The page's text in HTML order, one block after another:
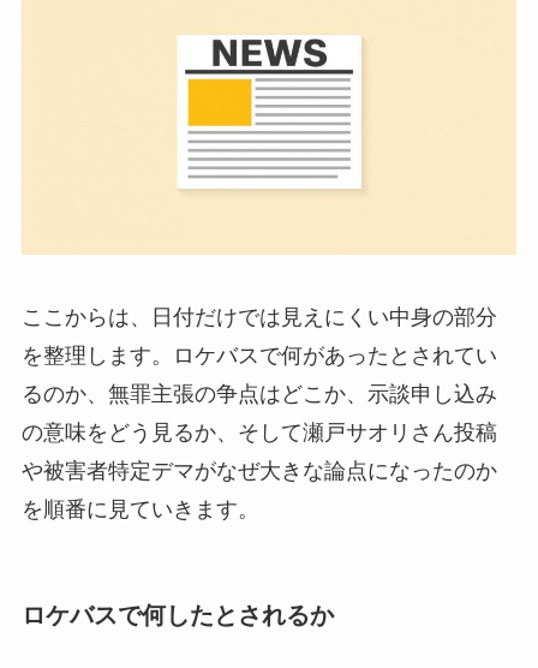
ここからは、日付だけでは見えにくい中身の部分
を整理します。ロケバスで何があったとされてい
るのか、無罪主張の争点はどこか、示談申し込み
の意味をどう見るか、そして瀬戸サオリさん投稿
や被害者特定デマがなぜ大きな論点になったのか
を順番に見ていきます。
ロケバスで何したとされるか